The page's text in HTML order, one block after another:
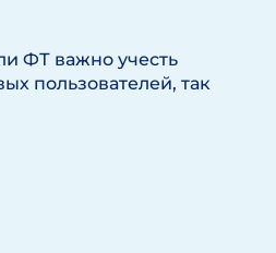
ФТ важно учесть
пользователей, так